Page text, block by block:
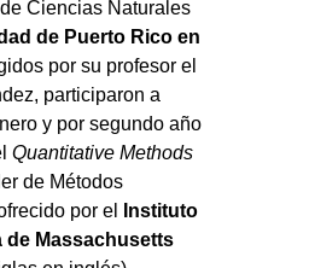
Ciencias Naturales
de Puerto Rico en
por su profesor el
participaron a
y por segundo año
Quantitative Methods
de Métodos
por el
Instituto
de Massachusetts